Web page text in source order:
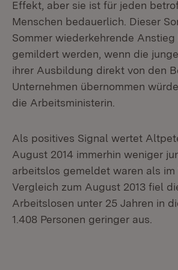
Effekt, aber sie ist für jeden
Menschen bedauerlich. Dieser
Sommer wiederkehrende Anstieg
gemildert werden, wenn die
ihrer Ausbildung direkt von den
Unternehmen übernommen
die Arbeitsministerin.
Als positives Signal wertet
August 2014 immerhin weniger
arbeitslos gemeldet waren als im
Vergleich zum August 2013 fiel
Arbeitslosen unter 25 Jahren in
1.408 Personen geringer aus.